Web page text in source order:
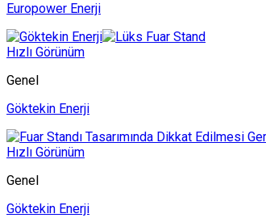
Europower Enerji
Hızlı Görünüm
Genel
Göktekin Enerji
Hızlı Görünüm
Genel
Göktekin Enerji